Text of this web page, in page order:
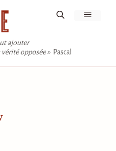
ajouter
opposée » Pascal
Menu